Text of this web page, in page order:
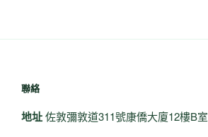
聯絡
地址佐敦彌敦道311號康僑大廈12樓B室